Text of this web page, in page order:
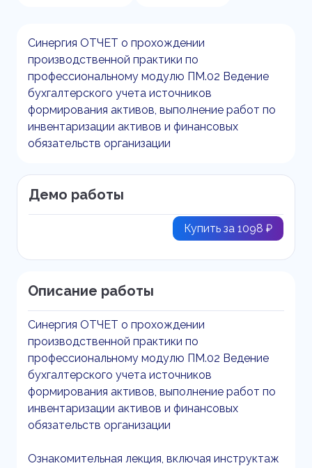
Синергия ОТЧЕТ о прохождении
производственной практики по
профессиональному модулю ПМ.02 Ведение
бухгалтерского учета источников
формирования активов, выполнение работ по
инвентаризации активов и финансовых
обязательств организации
Демо работы
Купить за 1098 ₽
Описание работы
Синергия ОТЧЕТ о прохождении
производственной практики по
профессиональному модулю ПМ.02 Ведение
бухгалтерского учета источников
формирования активов, выполнение работ по
инвентаризации активов и финансовых
обязательств организации
Ознакомительная лекция, включая инструктаж